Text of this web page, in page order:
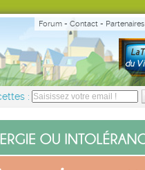
Forum - Contact - Partenaires
: